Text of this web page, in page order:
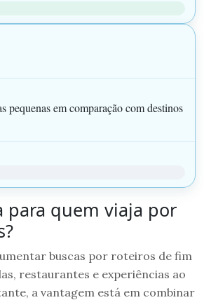
pequenas em comparação com destinos
para quem viaja por
buscas por roteiros de fim
restaurantes e experiências ao
a vantagem está em combinar